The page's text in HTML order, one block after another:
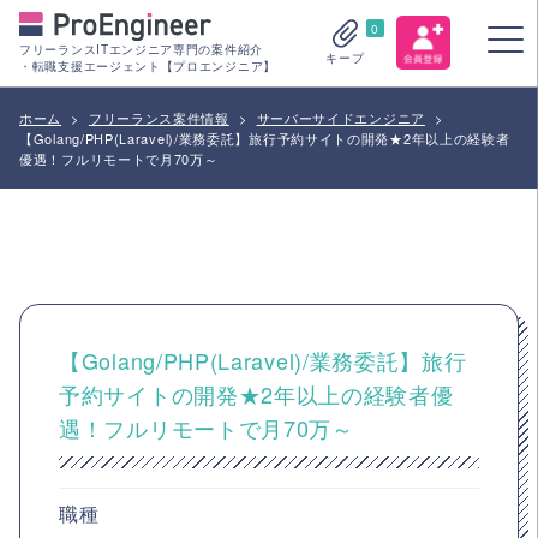
フリーランスITエンジニア専門の案件紹介
・転職支援エージェント【プロエンジニア】
0
キープ
ホーム > フリーランス案件情報 > サーバーサイドエンジニア
>
【Golang/PHP(Laravel)/業務委託】旅行予約サイトの開発★2年以上の経験者
優遇！フルリモートで月70万～
【Golang/PHP(Laravel)/業務委託】旅行
予約サイトの開発★2年以上の経験者優
遇！フルリモートで月70万～
職種